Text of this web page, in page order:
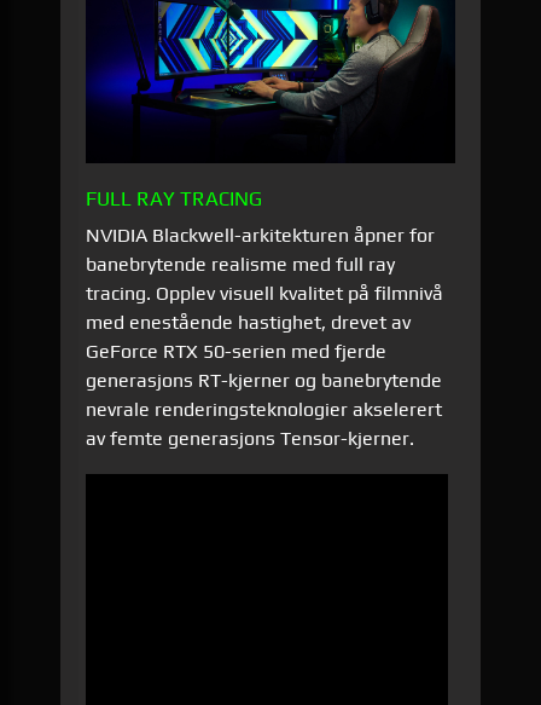
FULL RAY TRACING
NVIDIA Blackwell-arkitekturen åpner for
banebrytende realisme med full ray
tracing. Opplev visuell kvalitet på filmnivå
med enestående hastighet, drevet av
GeForce RTX 50-serien med fjerde
generasjons RT-kjerner og banebrytende
nevrale renderingsteknologier akselerert
av femte generasjons Tensor-kjerner.